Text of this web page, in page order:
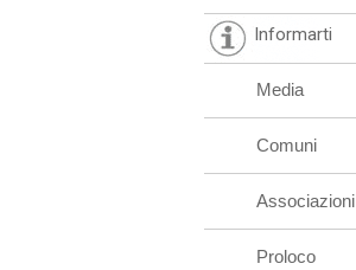
Informarti
Media
Comuni
Associazioni
Proloco